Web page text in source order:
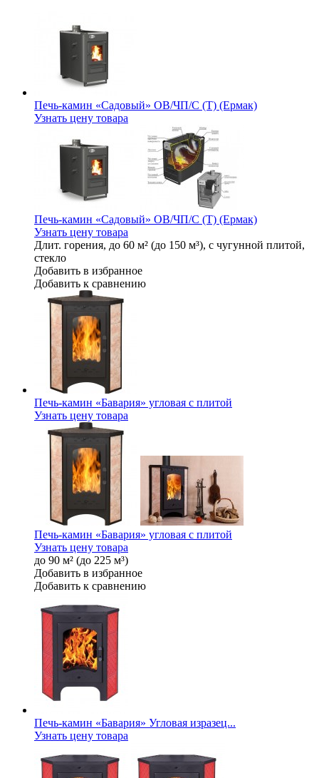
Печь-камин «Садовый» ОВ/ЧП/С (Т) (Ермак)
Узнать цену товара
Печь-камин «Садовый» ОВ/ЧП/С (Т) (Ермак)
Узнать цену товара
Длит. горения, до 60 м² (до 150 м³), с чугунной плитой,
стекло
Добавить в избранное
Добавить к сравнению
Печь-камин «Бавария» угловая с плитой
Узнать цену товара
Печь-камин «Бавария» угловая с плитой
Узнать цену товара
до 90 м² (до 225 м³)
Добавить в избранное
Добавить к сравнению
Печь-камин «Бавария» Угловая изразец...
Узнать цену товара